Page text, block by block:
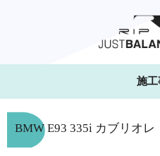
施工
BMW E93 335i カブリオ